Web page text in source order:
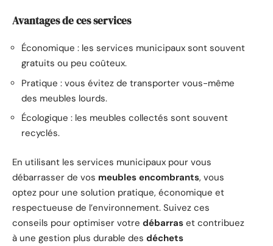
Avantages de ces services
Économique : les services municipaux sont souvent
gratuits ou peu coûteux.
Pratique : vous évitez de transporter vous-même
des meubles lourds.
Écologique : les meubles collectés sont souvent
recyclés.
En utilisant les services municipaux pour vous
débarrasser de vos meubles encombrants, vous
optez pour une solution pratique, économique et
respectueuse de l’environnement. Suivez ces
conseils pour optimiser votre débarras et contribuez
à une gestion plus durable des déchets